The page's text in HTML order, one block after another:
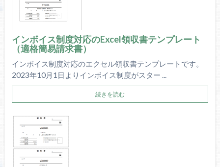
インボイス制度対応のExcel領収書テンプレート
（適格簡易請求書）
インボイス制度対応のエクセル領収書テンプレートです。
2023年10月1日よりインボイス制度がスター ...
続きを読む